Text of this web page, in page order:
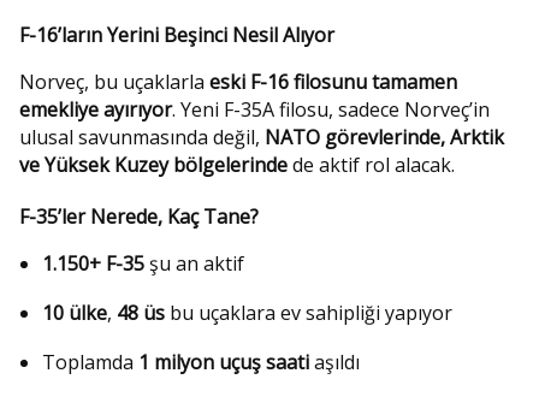
F-16’ların Yerini Beşinci Nesil Alıyor
Norveç, bu uçaklarla eski F-16 filosunu tamamen
emekliye ayırıyor. Yeni F-35A filosu, sadece Norveç’in
ulusal savunmasında değil, NATO görevlerinde, Arktik
ve Yüksek Kuzey bölgelerindede aktif rol alacak.
F-35’ler Nerede, Kaç Tane?
1.150+ F-35şu an aktif
10 ülke, 48 üs bu uçaklara ev sahipliği yapıyor
Toplamda 1 milyon uçuş saatiaşıldı